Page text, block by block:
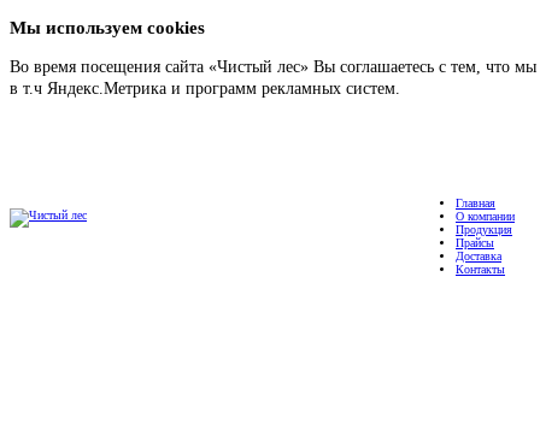
Мы используем cookies
Во время посещения сайта «Чистый лес» Вы соглашаетесь с тем, что
в т.ч Яндекс.Метрика и программ рекламных систем.
Главная
О компании
Продукция
Прайсы
Доставка
Контакты